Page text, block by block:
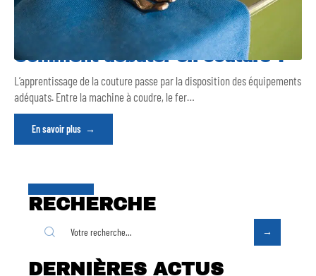
Comment débuter en couture ?
L’apprentissage de la couture passe par la disposition des équipements
adéquats. Entre la machine à coudre, le fer…
En savoir plus
RECHERCHE
DERNIÈRES ACTUS